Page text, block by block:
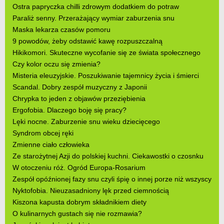
Ostra papryczka chilli zdrowym dodatkiem do potraw
Paraliż senny. Przerażający wymiar zaburzenia snu
Maska lekarza czasów pomoru
9 powodów, żeby odstawić kawę rozpuszczalną
Hikikomori. Skuteczne wycofanie się ze świata społecznego
Czy kolor oczu się zmienia?
Misteria eleuzyjskie. Poszukiwanie tajemnicy życia i śmierci
Scandal. Dobry zespół muzyczny z Japonii
Chrypka to jeden z objawów przeziębienia
Ergofobia. Dlaczego boję się pracy?
Lęki nocne. Zaburzenie snu wieku dziecięcego
Syndrom obcej ręki
Zmienne ciało człowieka
Ze starożytnej Azji do polskiej kuchni. Ciekawostki o czosnku
W otoczeniu róż. Ogród Europa-Rosarium
Zespół opóźnionej fazy snu czyli śpię o innej porze niż wszyscy
Nyktofobia. Nieuzasadniony lęk przed ciemnością
Kiszona kapusta dobrym składnikiem diety
O kulinarnych gustach się nie rozmawia?